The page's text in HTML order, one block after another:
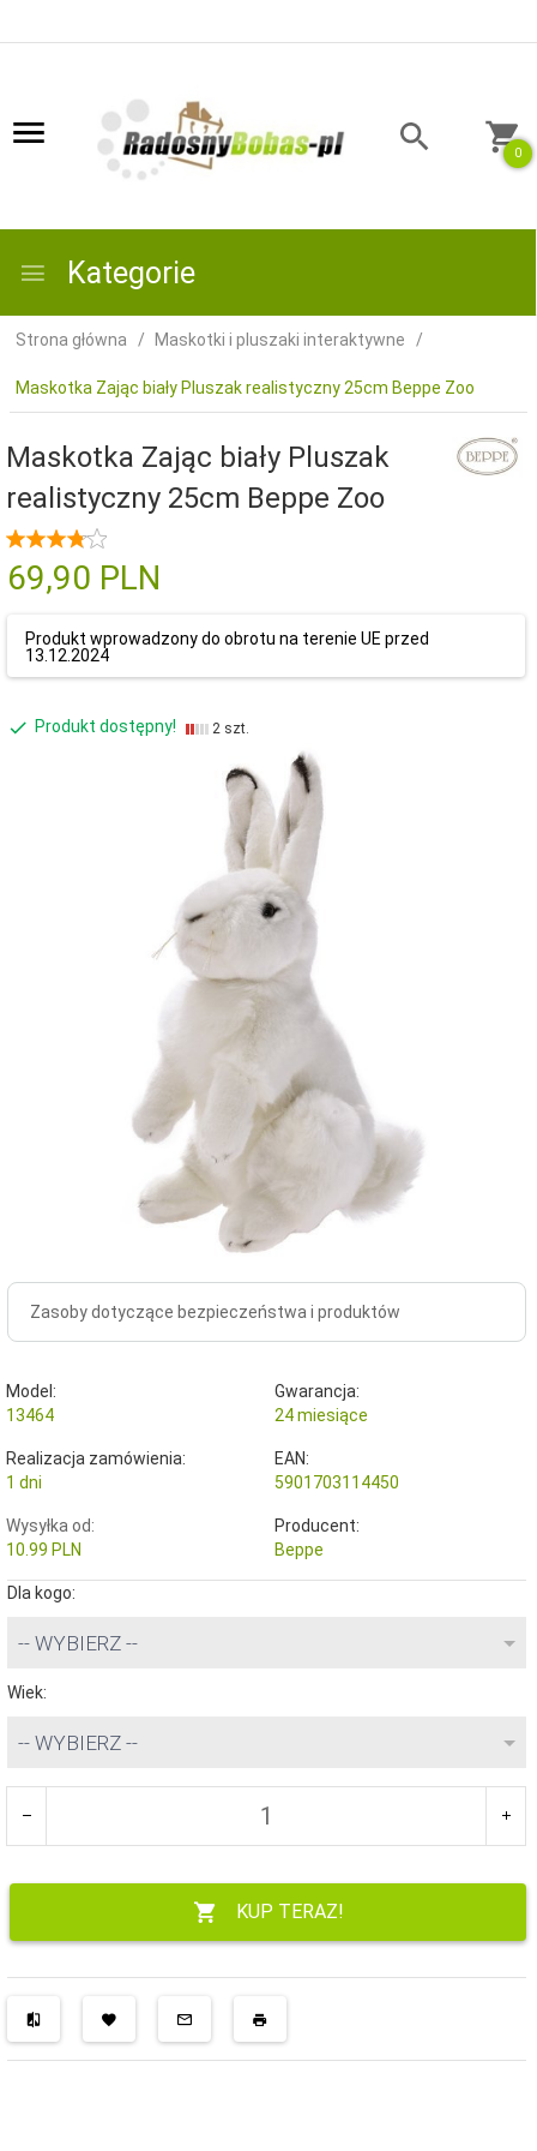
0
Kategorie
Strona główna Maskotki i pluszaki interaktywne
Maskotka Zając biały Pluszak realistyczny 25cm Beppe Zoo
Maskotka Zając biały Pluszak
realistyczny 25cm Beppe Zoo
69,90 PLN
Produkt wprowadzony do obrotu na terenie UE przed
13.12.2024
Produkt dostępny! 2 szt.
Zasoby dotyczące bezpieczeństwa i produktów
Model:
13464
Gwarancja:
24 miesiące
Realizacja zamówienia:
1 dni
EAN:
5901703114450
Wysyłka od:
10.99 PLN
Producent:
Beppe
Dla kogo:
-- WYBIERZ --
Wiek:
-- WYBIERZ --
KUP TERAZ!